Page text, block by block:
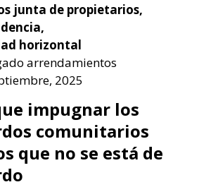
junta de propietarios,
,
horizontal
arrendamientos
2025
impugnar los
comunitarios
que no se está de